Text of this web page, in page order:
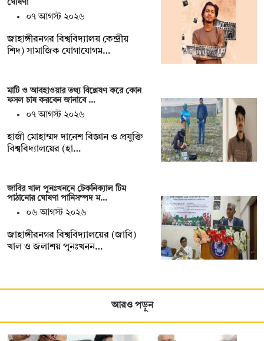
ঘোষণা
০৭ আগস্ট ২০২৬
‎জাহাঙ্গীরনগর বিশ্ববিদ্যালয় কেন্দ্রীয়
শিদ) সামাজিক যোগাযোগম…
মাটি ও আবহাওয়ার তথ্য বিশ্লেষণ করে কোন
ফসল চাষ করবেন জানাবে …
০৭ আগস্ট ২০২৬
হাজী মোহাম্মদ দানেশ বিজ্ঞান ও প্রযুক্তি
বিশ্ববিদ্যালয়ের (হা…
জাবির খাল পুনঃখননে টেকনিক্যাল টিম
পাঠানোর ঘোষণা পানিসম্পদ ম…
০৬ আগস্ট ২০২৬
‎‎জাহাঙ্গীরনগর বিশ্ববিদ্যালয়ের (জাবি)
খাল ও জলাশয় পুনঃখনন…
আরও পড়ুন